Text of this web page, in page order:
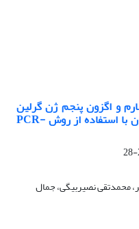
و اگزون پنجم ژن گرلین
برخی توده های مرغان بومی خوزستان با استفاده از روش PCR-
محمدتقی نصیربیگی، جمال